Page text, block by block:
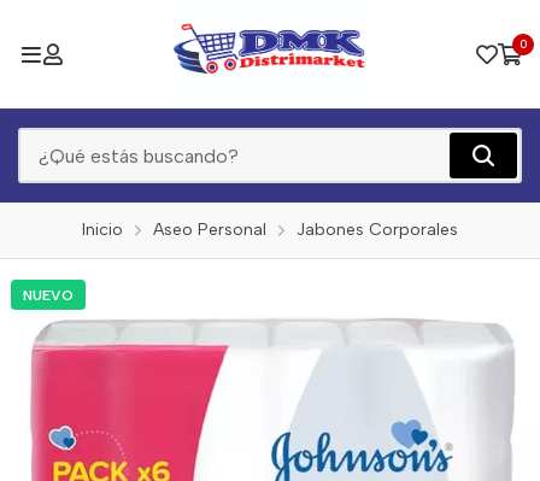
0
Inicio Aseo Personal Jabones Corporales
NUEVO